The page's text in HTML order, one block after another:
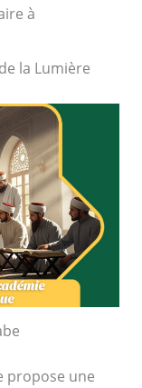
à
la Lumière
propose une